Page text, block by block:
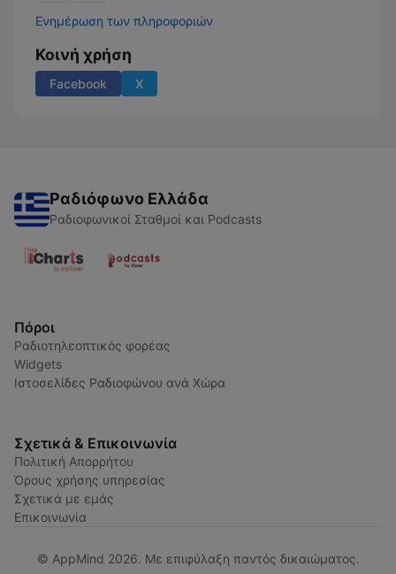
Ενημέρωση των πληροφοριών
Κοινή χρήση
Facebook X
Ραδιόφωνο Ελλάδα
Ραδιοφωνικοί Σταθμοί και Podcasts
Πόροι
Ραδιοτηλεοπτικός φορέας
Widgets
Ιστοσελίδες Ραδιοφώνου ανά Χώρα
Σχετικά & Επικοινωνία
Πολιτική Απορρήτου
Όρους χρήσης υπηρεσίας
Σχετικά με εμάς
Επικοινωνία
© AppMind 2026. Με επιφύλαξη παντός δικαιώματος.